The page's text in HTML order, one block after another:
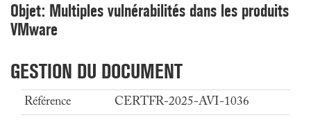
Objet: Multiples vulnérabilités dans les produits
VMware
GESTION DU DOCUMENT
Référence
CERTFR-2025-AVI-1036